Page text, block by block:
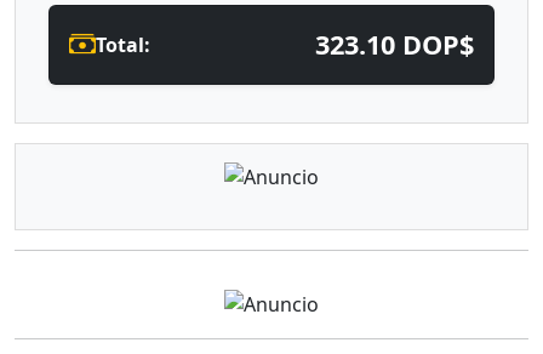
Total: 323.10 DOP$